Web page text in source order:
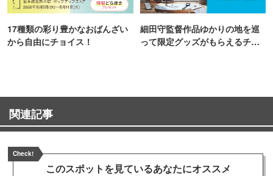
17種類の彩り豊かなおばんざい
から自由にチョイス！
細田守監督作品ゆかりの地を巡
って限定グッズがもらえるチャ
関連記事
Check!
このスポットを見ているあなたにオススメ